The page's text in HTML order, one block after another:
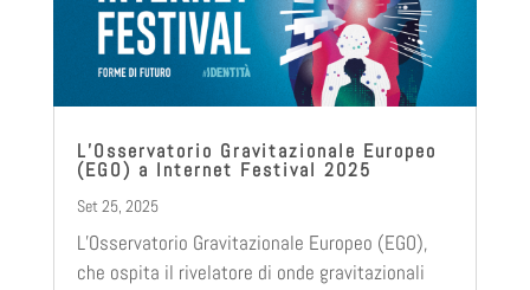
L’Osservatorio Gravitazionale Europeo
(EGO) a Internet Festival 2025
Set 25, 2025
L’Osservatorio Gravitazionale Europeo (EGO),
che ospita il rivelatore di onde gravitazionali